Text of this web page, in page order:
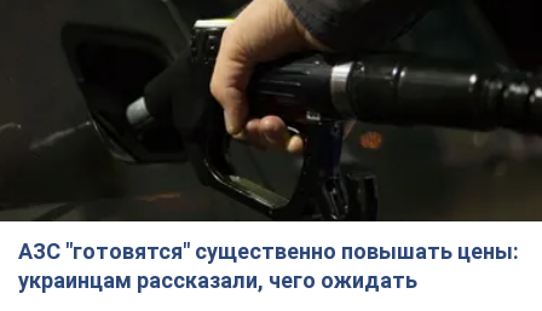
АЗС "готовятся" существенно повышать цены:
украинцам рассказали, чего ожидать